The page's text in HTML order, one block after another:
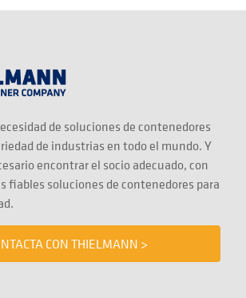
de soluciones de contenedores
de industrias en todo el mundo. Y
encontrar el socio adecuado, con
fiables soluciones de contenedores para
CON THIELMANN >